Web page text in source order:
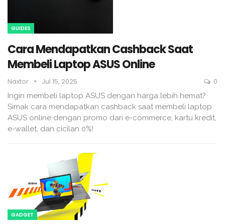
GUIDES
Cara Mendapatkan Cashback Saat
Membeli Laptop ASUS Online
Naxtor Jul 15, 2025 0
Ingin membeli laptop ASUS dengan harga lebih hemat?
Simak cara mendapatkan cashback saat membeli laptop
ASUS online dengan promo dari e-commerce, kartu kredit,
e-wallet, dan cicilan 0%!
GADGET